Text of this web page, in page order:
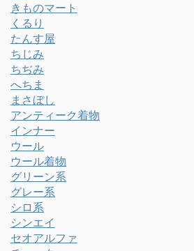
きものマート
くるり
たんす屋
ちじみ
ちぢみ
へちま
まさぼし
アンティーク着物
インナー
ウール
ウール着物
グリーン系
グレー系
シロ系
シンエイ
セオアルファ